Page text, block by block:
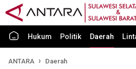
Hukum Politik Daerah
ANTARA Daerah